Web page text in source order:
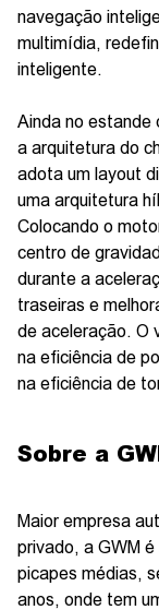
navegação
multimídia,
inteligente.
Ainda no estande
a arquitetura do
adota um layout
uma arquitetura
Colocando o
centro de
durante a
traseiras e
de aceleração. O
na eficiência de
na eficiência de
Sobre a
Maior empresa
privado, a GWM
picapes médias,
anos, onde tem